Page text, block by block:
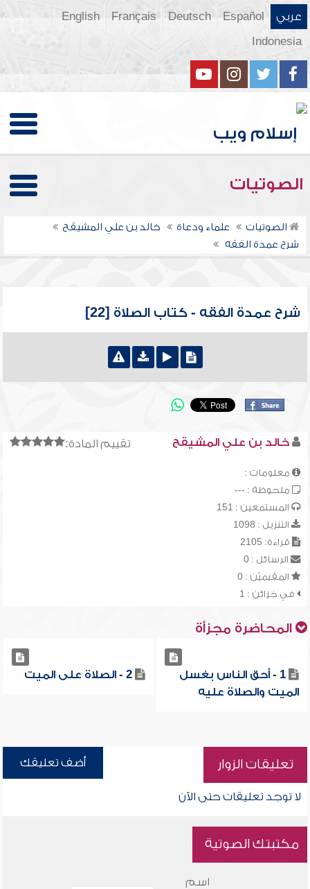
عربي Español
Deutsch
Français
English
Indonesia
الصوتيات
الصوتيات علماء ودعاة
خالد بن علي المشيقح
شرح عمدة الفقه
شرح عمدة الفقه - كتاب الصلاة [22]
تقييم المادة: خالد بن علي المشيقح
معلومات :
ملحوظة : ---
المستمعين : 151
التنزيل : 1098
قراءة: 2105
الرسائل : 0
المقيميّن : 0
في خزائن : 1
المحاضرة مجزأة
1 - أحق الناس بغسل
الميت والصلاة عليه
2 - الصلاة على الميت
تعليقات الزوار أضف تعليقك
لا توجد تعليقات حتى الآن
مكتبتك الصوتية
اسم